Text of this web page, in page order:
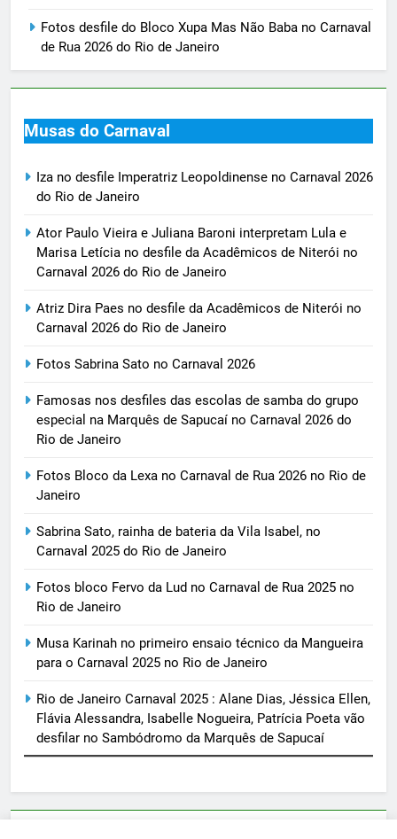
Fotos desfile do Bloco Xupa Mas Não Baba no Carnaval
de Rua 2026 do Rio de Janeiro
Musas do Carnaval
Iza no desfile Imperatriz Leopoldinense no Carnaval 2026
do Rio de Janeiro
Ator Paulo Vieira e Juliana Baroni interpretam Lula e
Marisa Letícia no desfile da Acadêmicos de Niterói no
Carnaval 2026 do Rio de Janeiro
Atriz Dira Paes no desfile da Acadêmicos de Niterói no
Carnaval 2026 do Rio de Janeiro
Fotos Sabrina Sato no Carnaval 2026
Famosas nos desfiles das escolas de samba do grupo
especial na Marquês de Sapucaí no Carnaval 2026 do
Rio de Janeiro
Fotos Bloco da Lexa no Carnaval de Rua 2026 no Rio de
Janeiro
Sabrina Sato, rainha de bateria da Vila Isabel, no
Carnaval 2025 do Rio de Janeiro
Fotos bloco Fervo da Lud no Carnaval de Rua 2025 no
Rio de Janeiro
Musa Karinah no primeiro ensaio técnico da Mangueira
para o Carnaval 2025 no Rio de Janeiro
Rio de Janeiro Carnaval 2025 : Alane Dias, Jéssica Ellen,
Flávia Alessandra, Isabelle Nogueira, Patrícia Poeta vão
desfilar no Sambódromo da Marquês de Sapucaí